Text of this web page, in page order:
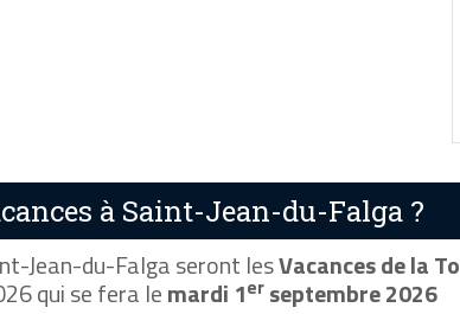
à Saint-Jean-du-Falga ?
Jean-du-Falga seront lesVacances de la
qui se fera lemardi 1er septembre 2026